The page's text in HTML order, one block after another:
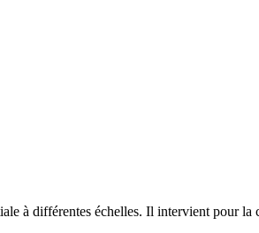
à différentes échelles. Il intervient pour la